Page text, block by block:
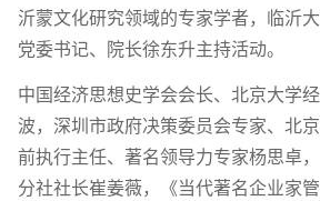
沂蒙文化研究领域的专家学者，临沂
党委书记、院长徐东升主持活动。
中国经济思想史学会会长、北京大学
波，深圳市政府决策委员会专家、北
前执行主任、著名领导力专家杨思卓
分社社长崔姜薇，《当代著名企业家